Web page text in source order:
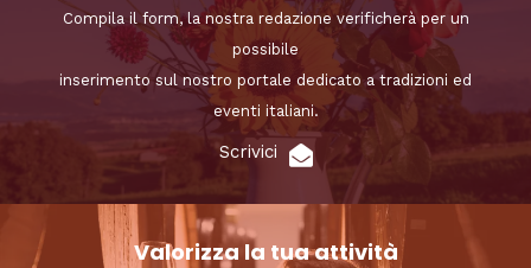
Compila il form, la nostra redazione verificherà per un
possibile
inserimento sul nostro portale dedicato a tradizioni ed
eventi italiani.
Scrivici
Valorizza la tua attività